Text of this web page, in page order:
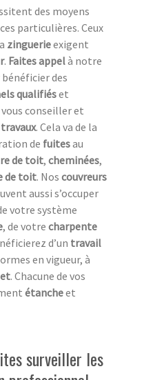
des moyens
particulières. Ceux
zinguerieexigent
. Faites appelà notre
des
qualifiéset
conseiller et
. Cela va de la
de fuitesau
de toit, cheminées,
de toit. Nos couvreurs
aussi s’occuper
votre système
, de votre charpente
d’un travail
en vigueur, à
. Chacune de vos
étancheet
surveiller les